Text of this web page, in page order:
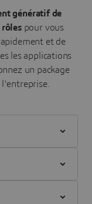
génératif de
rôlespour vous
et de
les applications
un package